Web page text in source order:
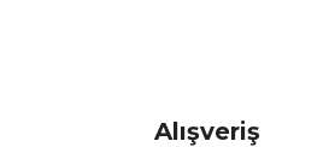
Alışveriş